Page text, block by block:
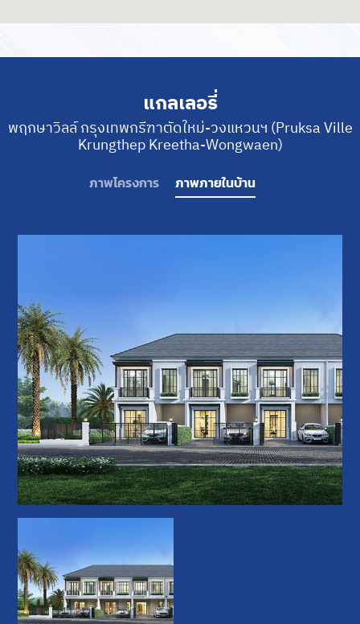
แกลเลอรี่
พฤกษาวิลล์ กรุงเทพกรีฑาตัดใหม่-วงแหวนฯ (Pruksa Ville
Krungthep Kreetha-Wongwaen)
ภาพโครงการ ภาพภายในบ้าน